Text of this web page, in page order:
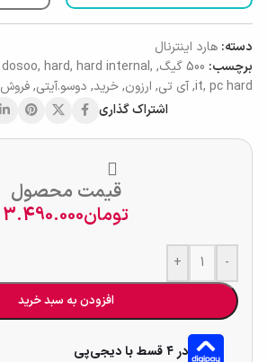
دسته: هارد اینترنال
برچسب: 500 گیگ ,
dosoo, hard, hard internal,
it, pc hard
,آی تی, ارزون,خرید, دوسو.آیتی,فروش
اشتراک گذاری
قیمت محصول
تومان3.490.000
-
+
افزودن به سبد خرید
در ۴ قسط با دیجی‌پی